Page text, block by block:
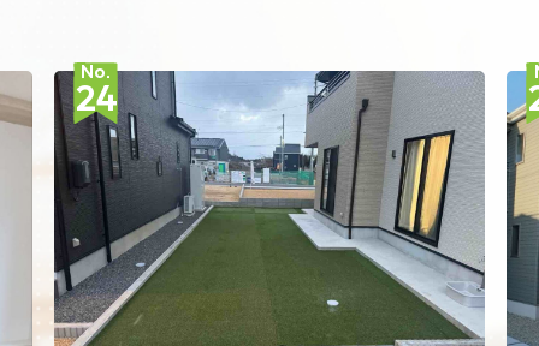
No.
24